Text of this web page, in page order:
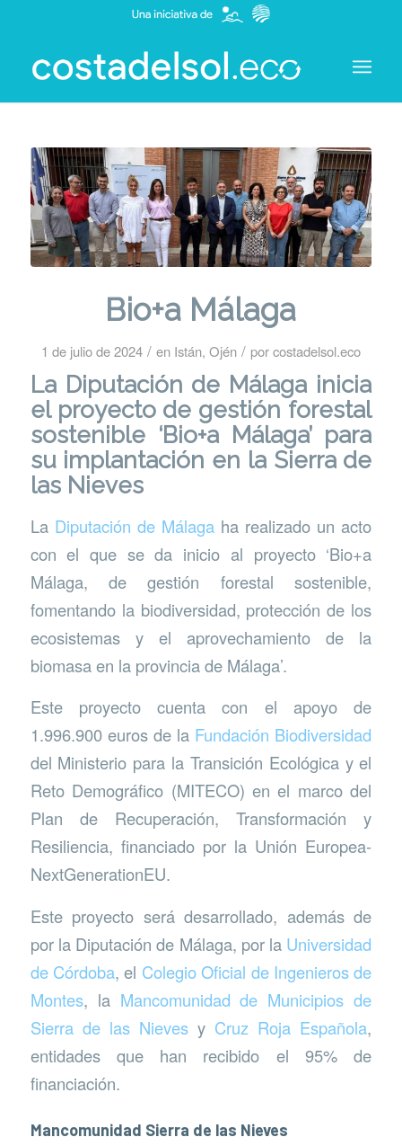
Bio+a Málaga
1 de julio de 2024 / en Istán, Ojén / porcostadelsol.eco
La Diputación de Málaga inicia
el proyecto de gestión forestal
sostenible ‘Bio+a Málaga’ para
su implantación en la Sierra de
las Nieves
La Diputación de Málagaha realizado un acto
con el que se da inicio al proyecto ‘Bio+a
Málaga, de gestión forestal sostenible,
fomentando la biodiversidad, protección de los
ecosistemas y el aprovechamiento de la
biomasa en la provincia de Málaga’.
Este proyecto cuenta con el apoyo de
1.996.900 euros de la Fundación Biodiversidad
del Ministerio para la Transición Ecológica y el
Reto Demográfico (MITECO) en el marco del
Plan de Recuperación, Transformación y
Resiliencia, financiado por la Unión Europea-
NextGenerationEU.
Este proyecto será desarrollado, además de
por la Diputación de Málaga, por la Universidad
de Córdoba, el Colegio Oficial de Ingenieros de
Montes, la Mancomunidad de Municipios de
Sierra de las Nievesy Cruz Roja Española,
entidades que han recibido el 95% de
financiación.
Mancomunidad Sierra de las Nieves